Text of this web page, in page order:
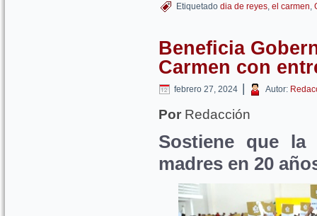
Etiquetado dia de reyes, el carmen,
Beneficia
Carmen con
febrero 27, 2024 | Autor:
Por Redacción
Sostiene que
madres en 20